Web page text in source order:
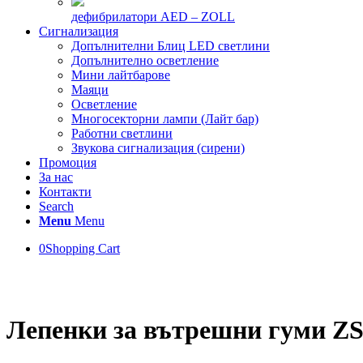
дефибрилатори AED – ZOLL
Сигнализация
Допълнителни Блиц LED светлини
Допълнително осветление
Мини лайтбарове
Маяци
Осветление
Многосекторни лампи (Лайт бар)
Работни светлини
Звукова сигнализация (сирени)
Промоция
За нас
Контакти
Search
Menu Menu
0Shopping Cart
Лепенки за вътрешни гуми